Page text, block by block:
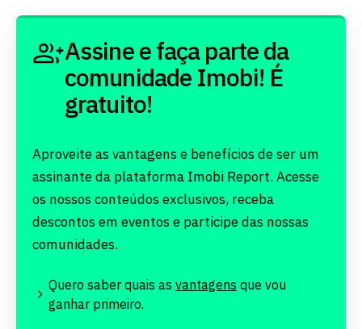
Assine e faça parte da
comunidade Imobi! É
gratuito!
Aproveite as vantagens e benefícios de ser um
assinante da plataforma Imobi Report. Acesse
os nossos conteúdos exclusivos, receba
descontos em eventos e participe das nossas
comunidades.
Quero saber quais as vantagens que vou
ganhar primeiro.